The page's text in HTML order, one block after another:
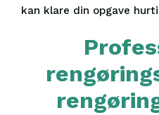
kan klare din opgave